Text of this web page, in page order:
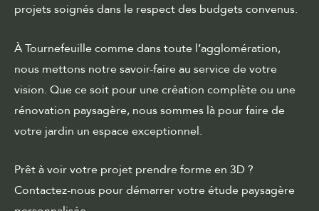
projets soignés dans le respect des budgets convenus.
À Tournefeuille comme dans toute l’agglomération,
nous mettons notre savoir-faire au service de votre
vision. Que ce soit pour une création complète ou une
rénovation paysagère, nous sommes là pour faire de
votre jardin un espace exceptionnel.
Prêt à voir votre projet prendre forme en 3D ?
Contactez-nous pour démarrer votre étude paysagère